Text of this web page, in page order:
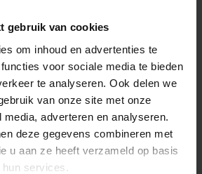
gebruik van cookies
om inhoud en advertenties te
voor sociale media te bieden
te analyseren. Ook delen we
van onze site met onze
adverteren en analyseren.
deze gegevens combineren met
u aan ze heeft verzameld op basis
services.